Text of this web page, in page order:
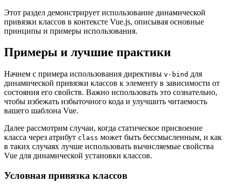
Этот раздел демонстрирует использование динамической
привязки классов в контексте Vue.js, описывая основные
принципы и примеры использования.
Примеры и лучшие практики
Начнем с примера использования директивы v-bind для
динамической привязки классов к элементу в зависимости от
состояния его свойств. Важно использовать это сознательно,
чтобы избежать избыточного кода и улучшить читаемость
вашего шаблона Vue.
Далее рассмотрим случаи, когда статическое присвоение
класса через атрибут class может быть бессмысленным, и как
в таких случаях лучше использовать вычисляемые свойства
Vue для динамической установки классов.
Условная привязка классов